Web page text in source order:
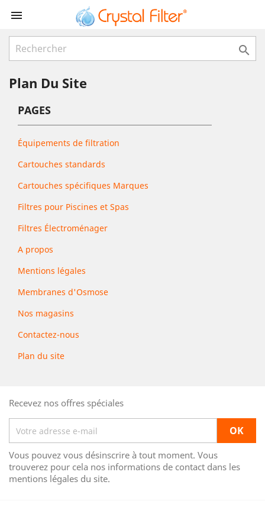


Plan Du Site
PAGES
Équipements de filtration
Cartouches standards
Cartouches spécifiques Marques
Filtres pour Piscines et Spas
Filtres Électroménager
A propos
Mentions légales
Membranes d'Osmose
Nos magasins
Contactez-nous
Plan du site
Recevez nos offres spéciales
Vous pouvez vous désinscrire à tout moment. Vous
trouverez pour cela nos informations de contact dans les
mentions légales du site.